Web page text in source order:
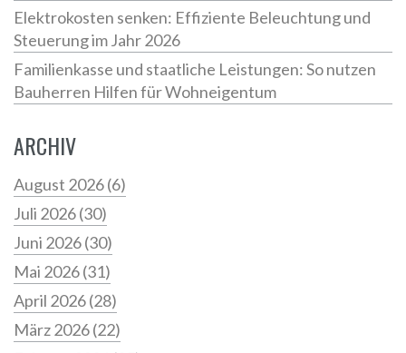
Elektrokosten senken: Effiziente Beleuchtung und
Steuerung im Jahr 2026
Familienkasse und staatliche Leistungen: So nutzen
Bauherren Hilfen für Wohneigentum
ARCHIV
August 2026(6)
Juli 2026(30)
Juni 2026(30)
Mai 2026(31)
April 2026(28)
März 2026(22)